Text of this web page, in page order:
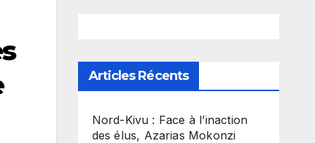
Articles Récents
Nord-Kivu : Face à l’inaction
des élus, Azarias Mokonzi